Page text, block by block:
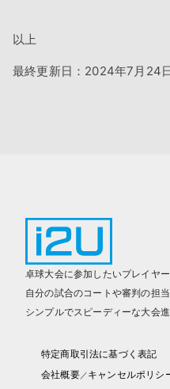
以上
最終更新日：2024年7月24
卓球大会に参加したいプレイヤ
自分の試合のコートや審判の担当
シンプルでスピーディーな大会
特定商取引法に基づく表記
会社概要／キャンセルポリシ